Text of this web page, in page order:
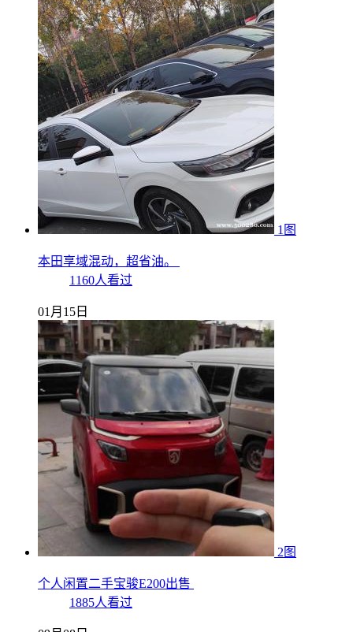
1图
本田享域混动，超省油。
1160人看过
01月15日
2图
个人闲置二手宝骏E200出售
1885人看过